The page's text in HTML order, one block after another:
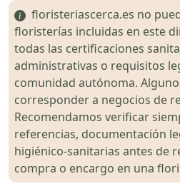
floristeriascerca.es no
floristerías incluidas en este
todas las certificaciones
administrativas o requisitos
comunidad autónoma.
corresponder a negocios de
Recomendamos verificar
referencias, documentación
higiénico-sanitarias antes de
compra o encargo en una